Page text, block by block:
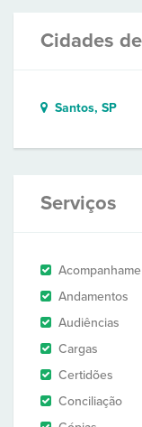
Cidades
Santos, SP
Serviços
Andamentos
Audiências
Cargas
Certidões
Conciliação